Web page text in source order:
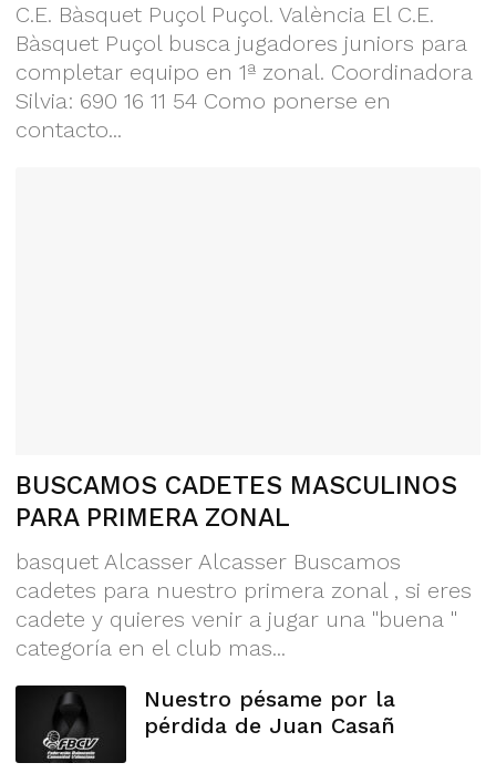
C.E. Bàsquet Puçol Puçol. València El C.E.
Bàsquet Puçol busca jugadores juniors para
completar equipo en 1ª zonal. Coordinadora
Silvia: 690 16 11 54 Como ponerse en
contacto...
BUSCAMOS CADETES MASCULINOS
PARA PRIMERA ZONAL
basquet Alcasser Alcasser Buscamos
cadetes para nuestro primera zonal , si eres
cadete y quieres venir a jugar una "buena "
categoría en el club mas...
Nuestro pésame por la
pérdida de Juan Casañ